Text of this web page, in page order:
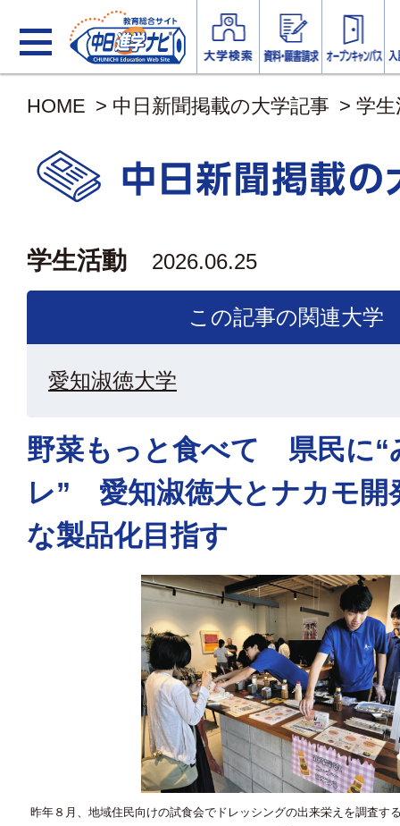
HOME > 中日新聞掲載の大学記事 > 学
学生活動 2026.06.25
この記事の関連大学
愛知淑徳大学
野菜もっと食べて 県民に“
レ” 愛知淑徳大とナカモ
な製品化目指す
昨年８月、地域住民向けの試食会でドレッシングの出来栄えを調査す